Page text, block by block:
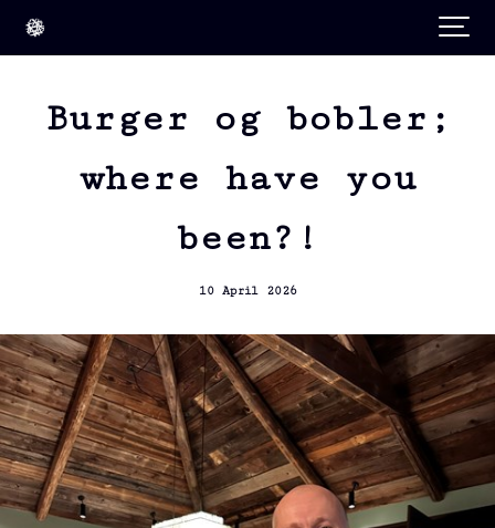
Burger og bobler;
where have you
been?!
10 April 2026